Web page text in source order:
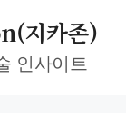
지카존)
인사이트